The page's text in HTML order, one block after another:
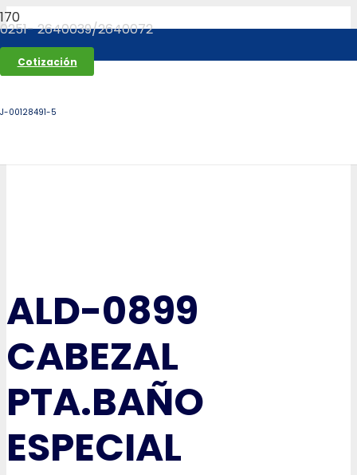
0251- 2640039/2640072
Cotización
J-00128491-5
ALD-0899
CABEZAL
PTA.BAÑO
ESPECIAL